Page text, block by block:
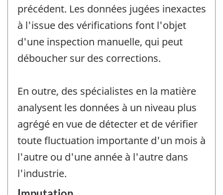
précédent. Les données jugées inexactes
à l'issue des vérifications font l'objet
d'une inspection manuelle, qui peut
déboucher sur des corrections.
En outre, des spécialistes en la matière
analysent les données à un niveau plus
agrégé en vue de détecter et de vérifier
toute fluctuation importante d'un mois à
l'autre ou d'une année à l'autre dans
l'industrie.